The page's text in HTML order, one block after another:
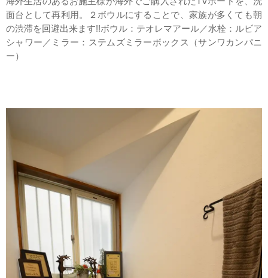
面台として再利用。２ボウルにすることで、家族が多くても朝
の渋滞を回避出来ます!!ボウル：テオレマアール／水栓：ルビア
シャワー／ミラー：ステムズミラーボックス（サンワカンパニ
ー）